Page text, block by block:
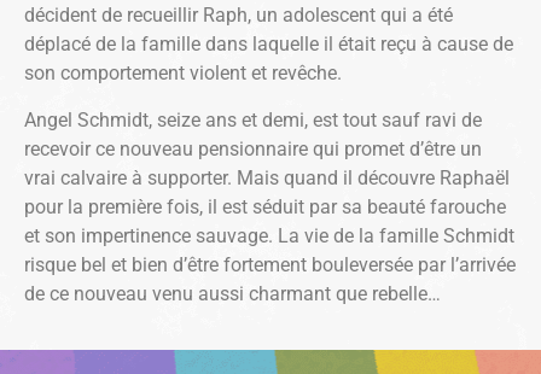
décident de recueillir Raph, un adolescent qui a été
déplacé de la famille dans laquelle il était reçu à cause de
son comportement violent et revêche.
Angel Schmidt, seize ans et demi, est tout sauf ravi de
recevoir ce nouveau pensionnaire qui promet d’être un
vrai calvaire à supporter. Mais quand il découvre Raphaël
pour la première fois, il est séduit par sa beauté farouche
et son impertinence sauvage. La vie de la famille Schmidt
risque bel et bien d’être fortement bouleversée par l’arrivée
de ce nouveau venu aussi charmant que rebelle…